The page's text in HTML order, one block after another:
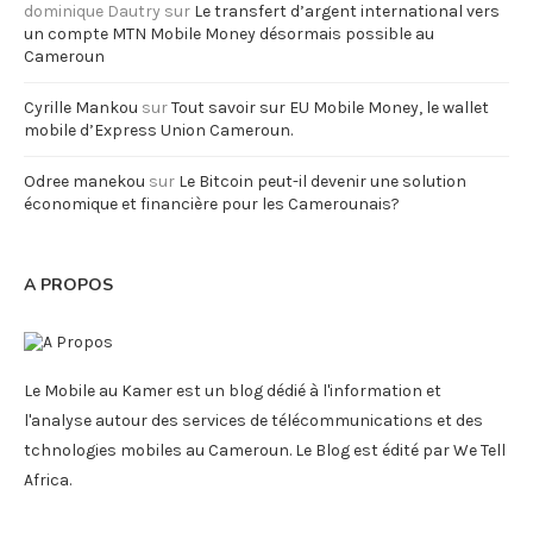
dominique Dautry sur Le transfert d’argent international vers
un compte MTN Mobile Money désormais possible au
Cameroun
Cyrille Mankou surTout savoir sur EU Mobile Money, le wallet
mobile d’Express Union Cameroun.
Odree manekou sur Le Bitcoin peut-il devenir une solution
économique et financière pour les Camerounais?
A PROPOS
Le Mobile au Kamer est un blog dédié à l'information et
l'analyse autour des services de télécommunications et des
tchnologies mobiles au Cameroun. Le Blog est édité par We Tell
Africa.